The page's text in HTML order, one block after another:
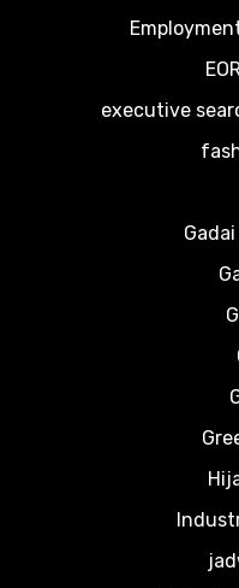
executive